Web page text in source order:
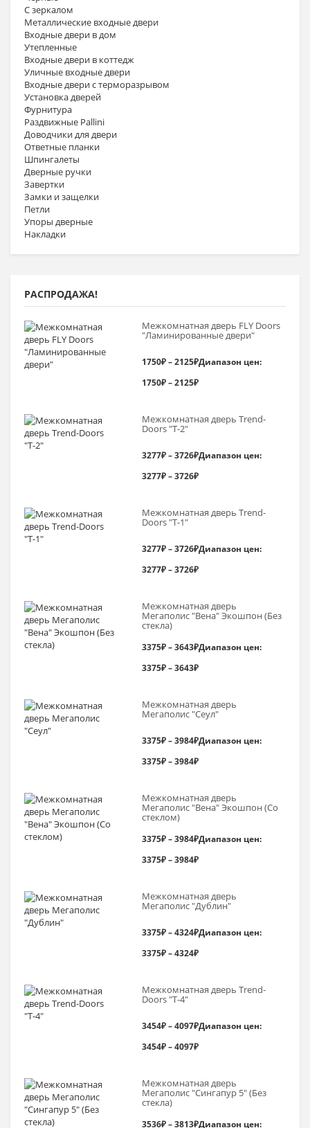
С зеркалом
Металлические входные двери
Входные двери в дом
Утепленные
Входные двери в коттедж
Уличные входные двери
Входные двери с терморазрывом
Установка дверей
Фурнитура
Раздвижные Pallini
Доводчики для двери
Ответные планки
Шпингалеты
Дверные ручки
Завертки
Замки и защелки
Петли
Упоры дверные
Накладки
РАСПРОДАЖА!
Межкомнатная дверь FLY Doors
"Ламинированные двери"
1750₽–2125₽Диапазон цен:
1750₽ – 2125₽
Межкомнатная дверь Trend-
Doоrs "Т-2"
3277₽–3726₽Диапазон цен:
3277₽ – 3726₽
Межкомнатная дверь Trend-
Doоrs "Т-1"
3277₽–3726₽Диапазон цен:
3277₽ – 3726₽
Межкомнатная дверь
Мегаполис "Вена" Экошпон (Без
стекла)
3375₽–3643₽Диапазон цен:
3375₽ – 3643₽
Межкомнатная дверь
Мегаполис "Сеул"
3375₽–3984₽Диапазон цен:
3375₽ – 3984₽
Межкомнатная дверь
Мегаполис "Вена" Экошпон (Со
стеклом)
3375₽–3984₽Диапазон цен:
3375₽ – 3984₽
Межкомнатная дверь
Мегаполис "Дублин"
3375₽–4324₽Диапазон цен:
3375₽ – 4324₽
Межкомнатная дверь Trend-
Doоrs "Т-4"
3454₽–4097₽Диапазон цен:
3454₽ – 4097₽
Межкомнатная дверь
Мегаполис "Сингапур 5" (Без
стекла)
3536₽–3813₽Диапазон цен: